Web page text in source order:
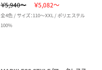
￥5,940～
￥5,082～
全4色 / サイズ：110～XXL / ポリエステル
100%